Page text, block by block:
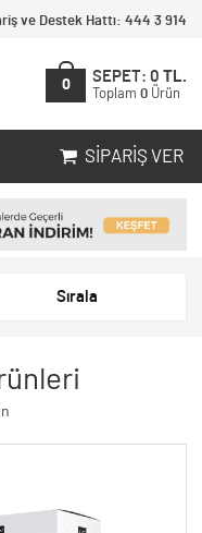
ve Destek Hattı: 444 3 914
0
SEPET: 0 TL.
Toplam 0 Ürün
SIPARIŞ VER
Sırala